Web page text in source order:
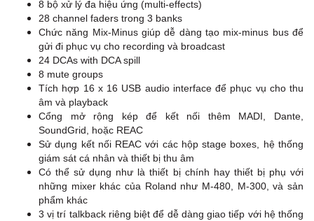
8 bộ xử lý đa hiệu ứng (multi-effects)
28 channel faders trong 3 banks
Chức năng Mix-Minus giúp dễ dàng tạo mix-minus bus để
gửi đi phục vụ cho recording và broadcast
24 DCAs with DCA spill
8 mute groups
Tích hợp 16 x 16 USB audio interface để phục vụ cho thu
âm và playback
Cổng mở rộng kép để kết nối thêm MADI, Dante,
SoundGrid, hoặc REAC
Sử dụng kết nối REAC với các hộp stage boxes, hệ thống
giám sát cá nhân và thiết bị thu âm
Có thể sử dụng như là thiết bị chính hay thiết bị phụ với
những mixer khác của Roland như M-480, M-300, và sản
phẩm khác
3 vị trí talkback riêng biệt để dễ dàng giao tiếp với hệ thống